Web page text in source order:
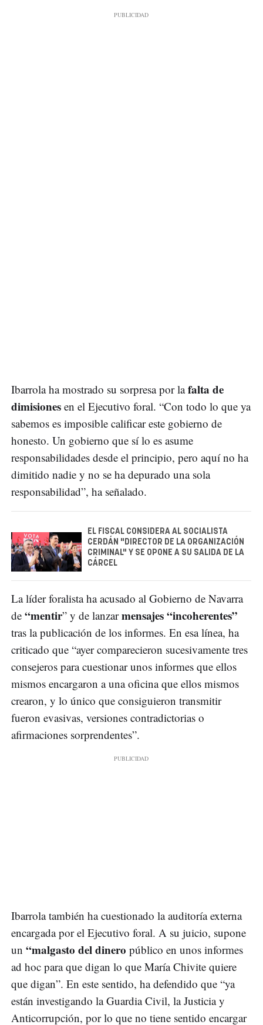
Ibarrola ha mostrado su sorpresa por lafalta de
dimisiones en el Ejecutivo foral. “Con todo lo que ya
sabemos es imposible calificar este gobierno de
honesto. Un gobierno que sí lo es asume
responsabilidades desde el principio, pero aquí no ha
dimitido nadie y no se ha depurado una sola
responsabilidad”, ha señalado.
EL FISCAL CONSIDERA AL SOCIALISTA
CERDÁN "DIRECTOR DE LA ORGANIZACIÓN
CRIMINAL" Y SE OPONE A SU SALIDA DE LA
CÁRCEL
La líder foralista ha acusado al Gobierno de Navarra
de “mentir” y de lanzarmensajes “incoherentes”
tras la publicación de los informes. En esa línea, ha
criticado que “ayer comparecieron sucesivamente tres
consejeros para cuestionar unos informes que ellos
mismos encargaron a una oficina que ellos mismos
crearon, y lo único que consiguieron transmitir
fueron evasivas, versiones contradictorias o
afirmaciones sorprendentes”.
Ibarrola también ha cuestionado la auditoría externa
encargada por el Ejecutivo foral. A su juicio, supone
un “malgasto del dinero público en unos informes
ad hoc para que digan lo que María Chivite quiere
que digan”. En este sentido, ha defendido que “ya
están investigando la Guardia Civil, la Justicia y
Anticorrupción, por lo que no tiene sentido encargar